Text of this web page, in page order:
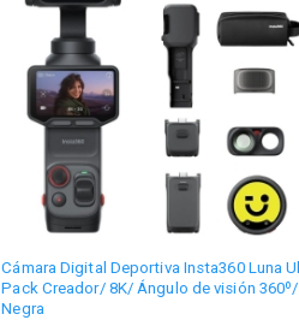
Cámara Digital Deportiva Insta360 Luna
Pack Creador/ 8K/ Ángulo de visión 360º/
Negra